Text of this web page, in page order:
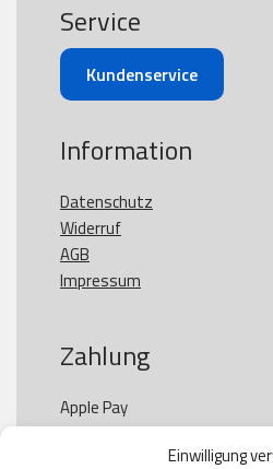
Einwilligung
Service
Kundenservice
Information
Datenschutz
Widerruf
AGB
Impressum
Zahlung
Apple Pay
Paypal